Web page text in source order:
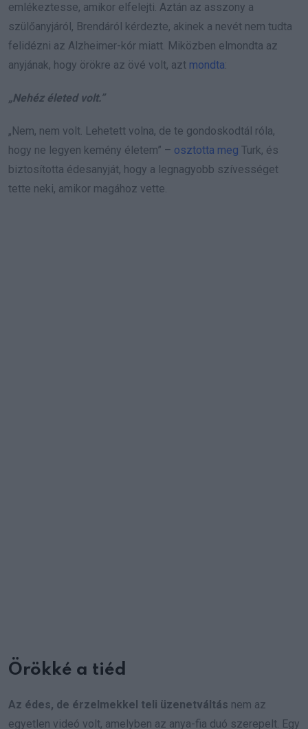
emlékeztesse, amikor elfelejti. Aztán az asszony a
szülőanyjáról, Brendáról kérdezte, akinek a nevét nem tudta
felidézni az Alzheimer-kór miatt. Miközben elmondta az
anyjának, hogy örökre az övé volt, azt mondta:
„Nehéz életed volt.”
„Nem, nem volt. Lehetett volna, de te gondoskodtál róla,
hogy ne legyen kemény életem” – osztotta meg Turk, és
biztosította édesanyját, hogy a legnagyobb szívességet
tette neki, amikor magához vette.
Örökké a tiéd
Az édes, de érzelmekkel teli üzenetváltás nem az
egyetlen videó volt, amelyben az anya-fia duó szerepelt. Egy